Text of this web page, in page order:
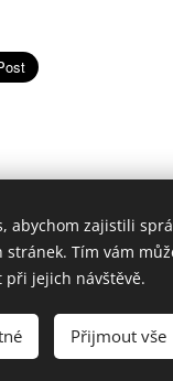
Cookies
abychom zajistili
stránek. Tím vám
při jejich návštěvě.
Přijmout vše